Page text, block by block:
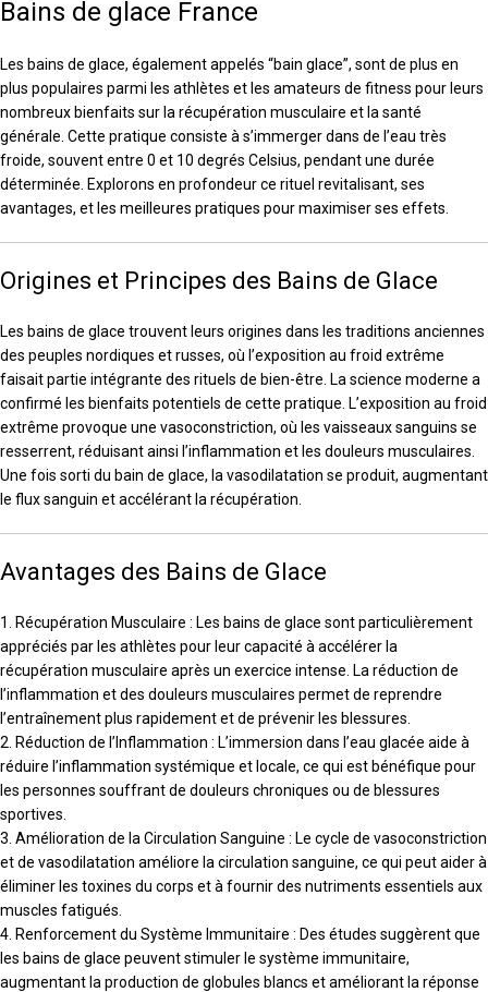
Bains de glace France
Les bains de glace, également appelés “bain glace”, sont de plus en
plus populaires parmi les athlètes et les amateurs de fitness pour leurs
nombreux bienfaits sur la récupération musculaire et la santé
générale. Cette pratique consiste à s’immerger dans de l’eau très
froide, souvent entre 0 et 10 degrés Celsius, pendant une durée
déterminée. Explorons en profondeur ce rituel revitalisant, ses
avantages, et les meilleures pratiques pour maximiser ses effets.
Origines et Principes des Bains de Glace
Les bains de glace trouvent leurs origines dans les traditions anciennes
des peuples nordiques et russes, où l’exposition au froid extrême
faisait partie intégrante des rituels de bien-être. La science moderne a
confirmé les bienfaits potentiels de cette pratique. L’exposition au froid
extrême provoque une vasoconstriction, où les vaisseaux sanguins se
resserrent, réduisant ainsi l’inflammation et les douleurs musculaires.
Une fois sorti du bain de glace, la vasodilatation se produit, augmentant
le flux sanguin et accélérant la récupération.
Avantages des Bains de Glace
1. Récupération Musculaire : Les bains de glace sont particulièrement
appréciés par les athlètes pour leur capacité à accélérer la
récupération musculaire après un exercice intense. La réduction de
l’inflammation et des douleurs musculaires permet de reprendre
l’entraînement plus rapidement et de prévenir les blessures.
2. Réduction de l’Inflammation : L’immersion dans l’eau glacée aide à
réduire l’inflammation systémique et locale, ce qui est bénéfique pour
les personnes souffrant de douleurs chroniques ou de blessures
sportives.
3. Amélioration de la Circulation Sanguine : Le cycle de vasoconstriction
et de vasodilatation améliore la circulation sanguine, ce qui peut aider à
éliminer les toxines du corps et à fournir des nutriments essentiels aux
muscles fatigués.
4. Renforcement du Système Immunitaire : Des études suggèrent que
les bains de glace peuvent stimuler le système immunitaire,
augmentant la production de globules blancs et améliorant la réponse